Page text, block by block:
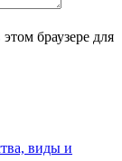
браузере для
виды и